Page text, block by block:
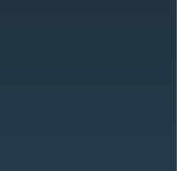
役立ちコンテンツを
方にもわかりやすく